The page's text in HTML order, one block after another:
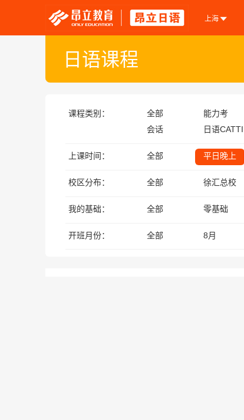
上海
日语课程
课程类别： 全部 能力考
会话
日语CATTI
上课时间： 全部 平日晚上
校区分布： 全部 徐汇总校
我的基础： 全部 零基础
开班月份： 全部 8月